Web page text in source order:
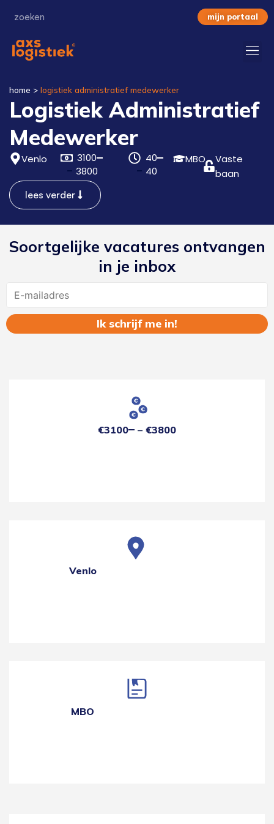
mijn portaal
home > logistiek administratief medewerker
Logistiek Administratief
Medewerker
Venlo
3100
3800
40
40
MBO
Vaste
baan
lees verder
Soortgelijke vacatures ontvangen
in je inbox
€3100 €3800
Venlo
MBO